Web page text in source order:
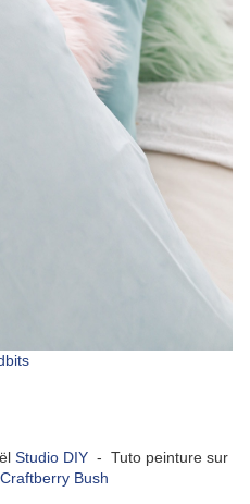
Studio DIY- Tuto peinture sur
Craftberry Bush